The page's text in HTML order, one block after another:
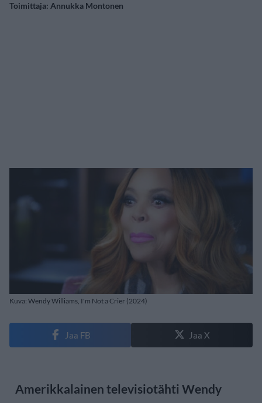
Toimittaja: Annukka Montonen
Kuva: Wendy Williams, I'm Not a Crier (2024)
Jaa FB Jaa X
Amerikkalainen televisiotähti Wendy